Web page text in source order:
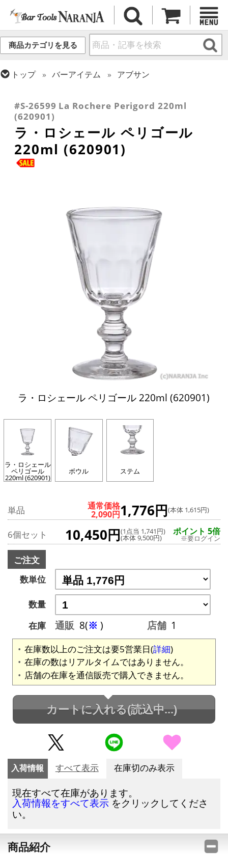
商品カテゴリを見る
トップ バーアイテム
アブサン
ラ・ロシェール
#S-26599 La Rochere Perigord 220ml
(620901)
ラ・ロシェール ペリゴール
220ml (620901)
ラ・ロシェール ペリゴール 220ml (620901)
ラ・ロシェール
ペリゴール
220ml (620901)
ボウル ステム
単品 通常価格
2,090円1,776円(本体 1,615円)
6個セット 10,450円(1点当 1,741円)
(本体 9,500円)
ポイント 5倍
※要ログイン
ご注文
数単位
数量
在庫
通販 8(※ ) 店舗 1
在庫数以上のご注文は要5営業日(詳細)
在庫の数はリアルタイムではありません。
店舗の在庫を通信販売で購入できません。
カートに入れる(読込中...)
入荷情報 すべて表示 在庫切のみ表示
現在すべて在庫があります。
入荷情報をすべて表示 をクリックしてくださ
い。
商品紹介